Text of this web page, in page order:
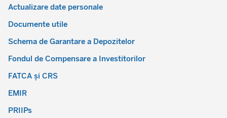
Actualizare date personale
Documente utile
Schema de Garantare a Depozitelor
Fondul de Compensare a Investitorilor
FATCA și CRS
EMIR
PRIIPs